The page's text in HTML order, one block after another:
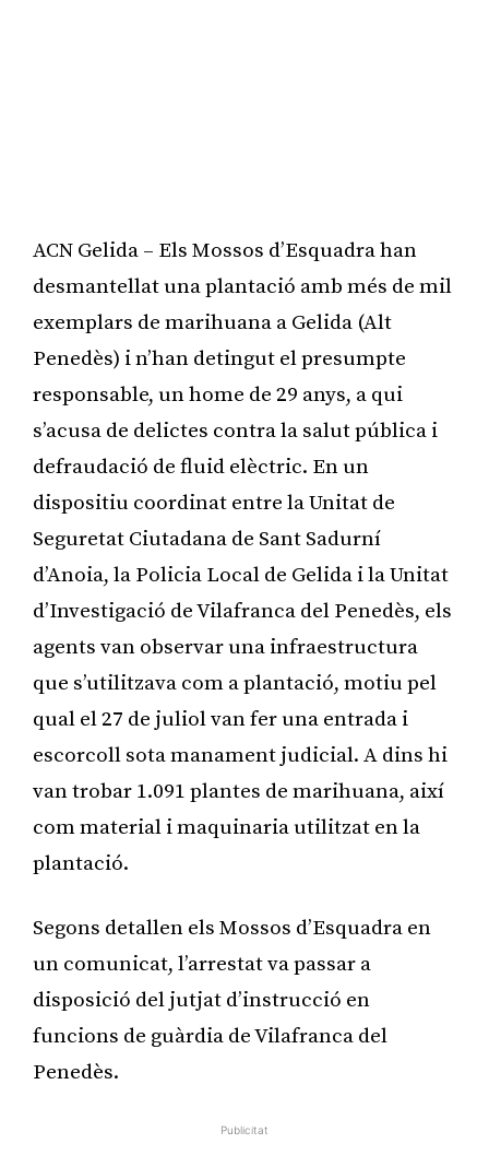
ACN Gelida – Els Mossos d’Esquadra han
desmantellat una plantació amb més de mil
exemplars de marihuana a Gelida (Alt
Penedès) i n’han detingut el presumpte
responsable, un home de 29 anys, a qui
s’acusa de delictes contra la salut pública i
defraudació de fluid elèctric. En un
dispositiu coordinat entre la Unitat de
Seguretat Ciutadana de Sant Sadurní
d’Anoia, la Policia Local de Gelida i la Unitat
d’Investigació de Vilafranca del Penedès, els
agents van observar una infraestructura
que s’utilitzava com a plantació, motiu pel
qual el 27 de juliol van fer una entrada i
escorcoll sota manament judicial. A dins hi
van trobar 1.091 plantes de marihuana, així
com material i maquinaria utilitzat en la
plantació.
Segons detallen els Mossos d’Esquadra en
un comunicat, l’arrestat va passar a
disposició del jutjat d’instrucció en
funcions de guàrdia de Vilafranca del
Penedès.
Publicitat